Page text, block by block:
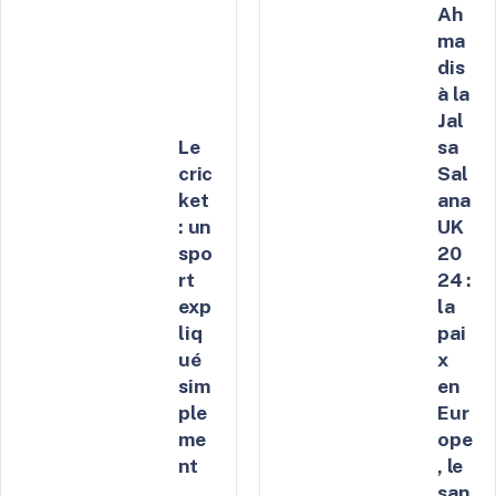
Le
cric
ket
: un
spo
rt
exp
liq
ué
sim
ple
me
nt
Ah
ma
dis
à la
Jal
sa
Sal
ana
UK
20
24 :
la
pai
x
en
Eur
ope
, le